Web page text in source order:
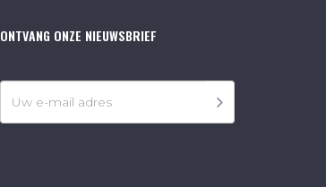
ONTVANG ONZE NIEUWSBRIEF